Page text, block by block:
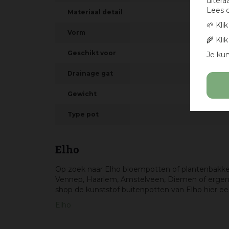
Lees
🌱
🌾
Je
Materiaal detail
Vorm
Geschikt voor
Drainage gat
Gewicht
Type pot
Elho
Op zoek naar Elho bloempotten of
Vennep, Haarlem, Amstelveen, Diemen of
shop de kunststof buitenpotten van Elho hier